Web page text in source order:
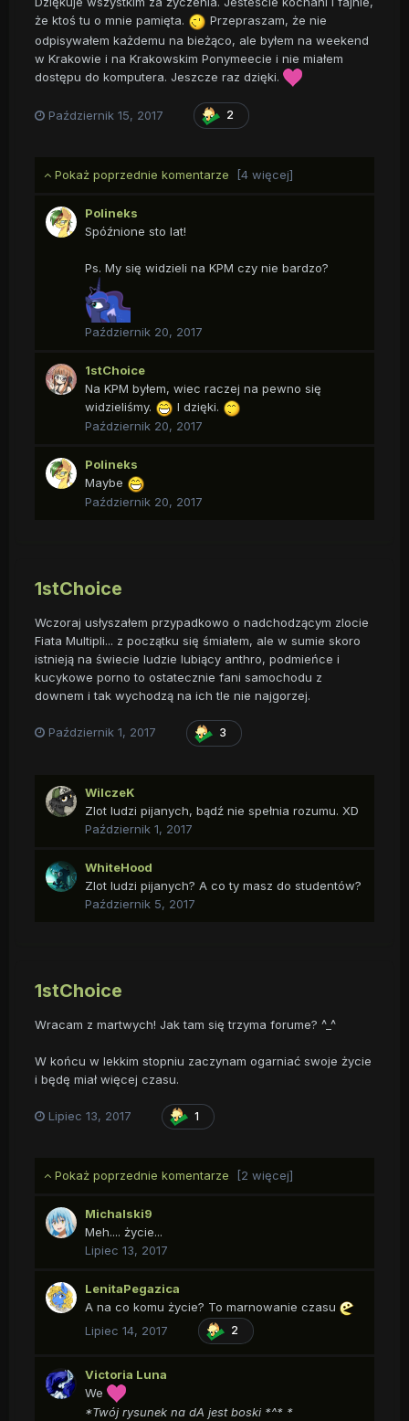
że ktoś tu o mnie pamięta.
Przepraszam, że nie
odpisywałem każdemu na bieżąco, ale byłem na weekend
w Krakowie i na Krakowskim Ponymeecie i nie miałem
dostępu do komputera. Jeszcze raz dzięki.
Październik 15, 2017 2
Pokaż poprzednie komentarze [4 więcej]
Polineks
Spóźnione sto lat!
Ps. My się widzieli na KPM czy nie bardzo?
Październik 20, 2017
1stChoice
Na KPM byłem, wiec raczej na pewno się
widzieliśmy.
I dzięki.
Październik 20, 2017
Polineks
Maybe
Październik 20, 2017
1stChoice
Wczoraj usłyszałem przypadkowo o nadchodzącym zlocie
Fiata Multipli... z początku się śmiałem, ale w sumie skoro
istnieją na świecie ludzie lubiący anthro, podmieńce i
kucykowe porno to ostatecznie fani samochodu z
downem i tak wychodzą na ich tle nie najgorzej.
Październik 1, 2017 3
WilczeK
Zlot ludzi pijanych, bądź nie spełnia rozumu. XD
Październik 1, 2017
WhiteHood
Zlot ludzi pijanych? A co ty masz do studentów?
Październik 5, 2017
1stChoice
Wracam z martwych! Jak tam się trzyma forume? ^_^
W końcu w lekkim stopniu zaczynam ogarniać swoje życie
i będę miał więcej czasu.
Lipiec 13, 2017 1
Pokaż poprzednie komentarze [2 więcej]
Michalski9
Meh.... życie...
Lipiec 13, 2017
LenitaPegazica
A na co komu życie? To marnowanie czasu
Lipiec 14, 2017
2
Victoria Luna
We
*Twój rysunek na dA jest boski *^* *